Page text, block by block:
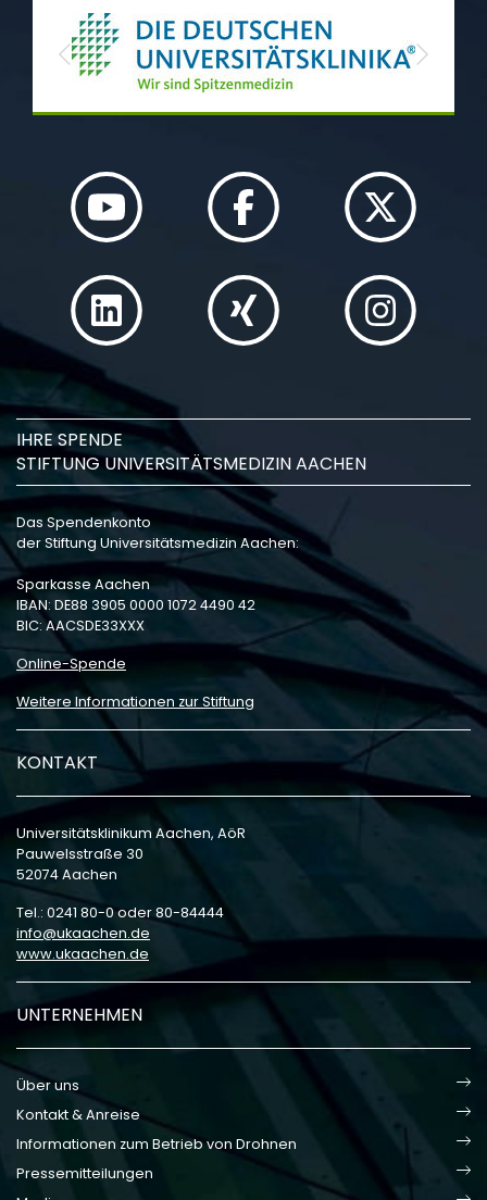
Previous Next
IHRE SPENDE
STIFTUNG UNIVERSITÄTSMEDIZIN AACHEN
Das Spendenkonto
der Stiftung Universitätsmedizin Aachen:
Sparkasse Aachen
IBAN: DE88 3905 0000 1072 4490 42
BIC: AACSDE33XXX
Online-Spende
Weitere Informationen zur Stiftung
KONTAKT
Universitätsklinikum Aachen, AöR
Pauwelsstraße 30
52074 Aachen
Tel.: 0241 80-0 oder 80-84444
info
ukaachen de
www.ukaachen.de
UNTERNEHMEN
Über uns
Kontakt & Anreise
Informationen zum Betrieb von Drohnen
Pressemitteilungen